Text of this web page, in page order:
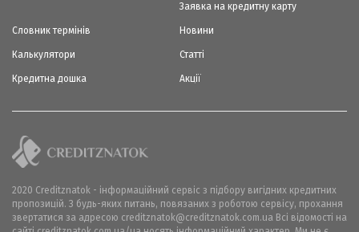
Заявка на кредитну карту
Словник термінів
Калькулятори
Кредитна дошка
Новини
Статті
Акції
2020 Creditznatok - інформаційний сервіс з підбору вигідних кредитних
пропозицій. З будь-яких питань, повязаних з роботою сервісу, прохання
звертатися за адресою creditznatok@creditznatok.com.ua Всі відомості на